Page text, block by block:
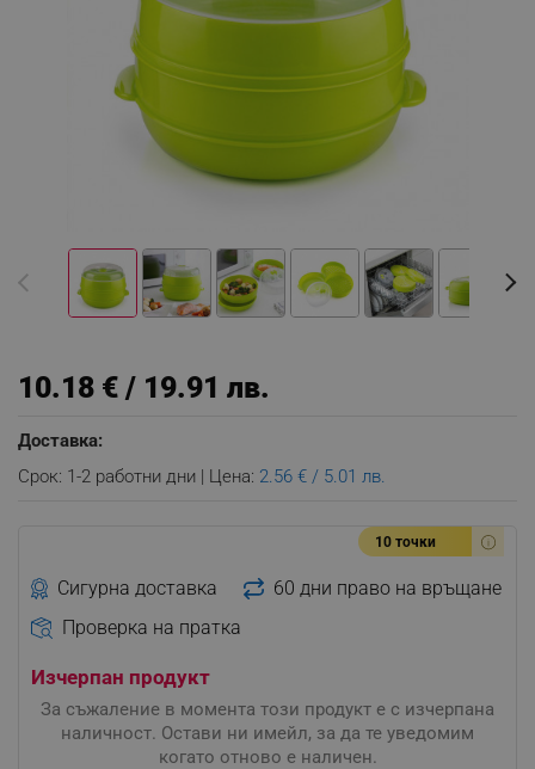
10.18 € / 19.91 лв.
Доставка:
Срок: 1-2 работни дни | Цена: 2.56 € / 5.01 лв.
10 точки
Сигурна доставка
60 дни право на връщане
Проверка на пратка
Изчерпан продукт
За съжаление в момента този продукт е с изчерпана
наличност. Остави ни имейл, за да те уведомим
когато отново е наличен.